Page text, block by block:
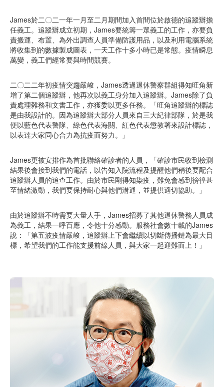
James於二〇二一年一月至二月期間加入首間位於啟德的追蹤辦擔
任義工。追蹤辦成立初期，James要統籌一眾義工的工作，亦要負
責搬運、布置、為外出調查人員準備防護用品，以及利用電腦系統
將收集到的數據製成圖表，一天工作十多小時已是常態。疫情瞬息
萬變，義工們經常要與時間競賽。
二〇二二年初疫情突趨嚴峻，James透過退休警察群組得知旺角新
增了第二個追蹤辦，他再次以義工身分加入追蹤辦。James除了負
責處理雜務和文書工作，亦獲委以更多任務。「旺角追蹤辦的標誌
是由我設計的。因為追蹤辦大部分人員來自三大紀律部隊，於是我
便以藍色代表警隊、綠色代表海關、紅色代表懲教署來設計標誌，
以表達大家同心合力為抗疫而努力。」
James更被安排作為首批聯絡確診者的人員，「確診市民收到檢測
結果後會接到我們的電話，以告知入院流程及提醒他們稍後要配合
追蹤辦人員的追查工作。由於市民剛得知染疫，難免會感到徬徨甚
至情緒激動，我們要保持耐心與他們溝通，並提供適切協助。」
由於追蹤辦不時需要大量人手，James招募了其他退休警務人員成
為義工，結果一呼百應，令他十分感動。服務社會數十載的James
說：「第五波疫情嚴峻，追蹤辦上下會繼續以切斷傳播鏈為最大目
標，希望我們的工作能支援前線人員，與大家一起迎難而上！」